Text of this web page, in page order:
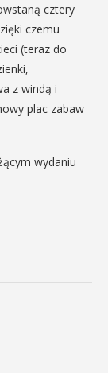
cztery
czemu
(teraz do
z windą i
plac zabaw
wydaniu